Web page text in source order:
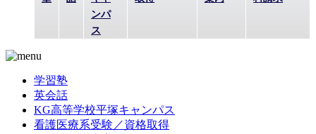
ンパ
ス
学習塾
英会話
KG高等学校平塚キャンパス
看護医療系受験／資格取得